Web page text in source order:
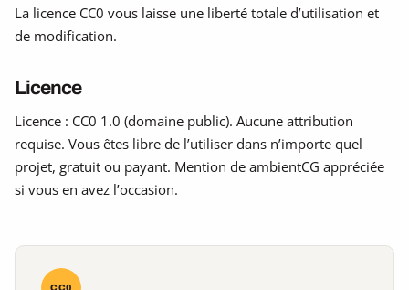
La licence CC0 vous laisse une liberté totale d’utilisation et
de modification.
Licence
Licence : CC0 1.0 (domaine public). Aucune attribution
requise. Vous êtes libre de l’utiliser dans n’importe quel
projet, gratuit ou payant. Mention de ambientCG appréciée
si vous en avez l’occasion.